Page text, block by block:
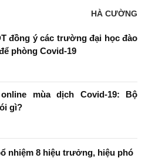
HÀ CƯỜNG
đồng ý các trường đại học đào
phòng Covid-19
mùa dịch Covid-19: Bộ
gì?
nhiệm 8 hiệu trưởng, hiệu phó